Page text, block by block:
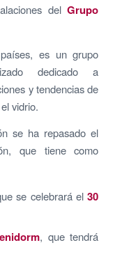
delGrupo
es un grupo
dedicado a
y tendencias de
vidrio.
se ha repasado el
que tiene como
se celebrará el30
, que tendrá